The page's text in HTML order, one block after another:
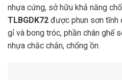
nhựa cứng, sở hữu khả năng
TLBGDK72 được phun sơn tĩnh
gỉ và bong tróc, phần chân ghế
nhựa chắc chắn, chống ồn.